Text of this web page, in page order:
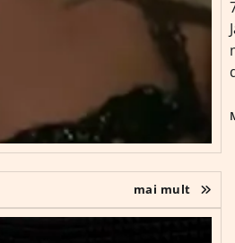
mai mult